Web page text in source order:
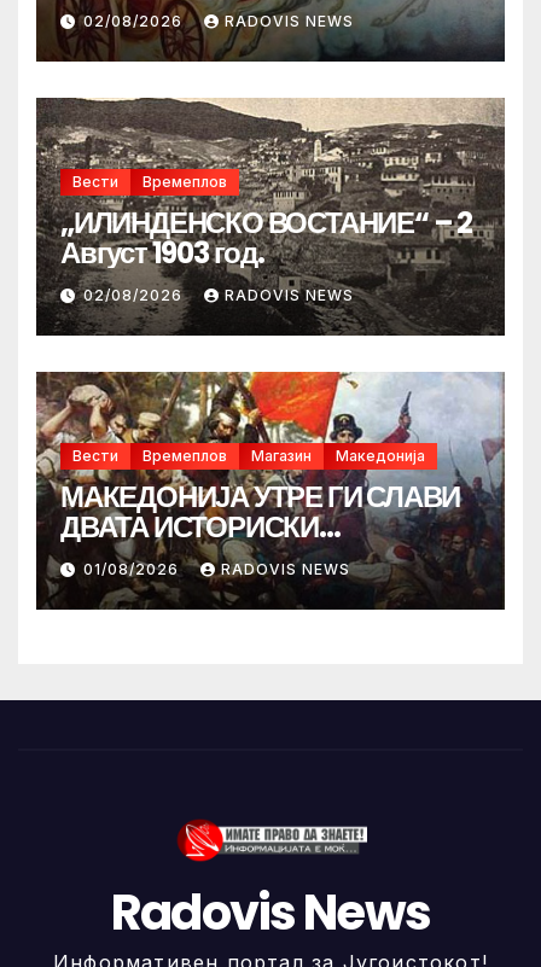
02/08/2026 RADOVIS NEWS
Вести Времеплов
„ИЛИНДЕНСКО ВОСТАНИЕ“ – 2
Август 1903 год.
02/08/2026 RADOVIS NEWS
Вести Времеплов Магазин Македонија
МАКЕДОНИЈА УТРЕ ГИ СЛАВИ
ДВАТА ИСТОРИСКИ
ИЛИНДЕНА!
01/08/2026 RADOVIS NEWS
Radovis News
Информативен портал за Југоистокот!